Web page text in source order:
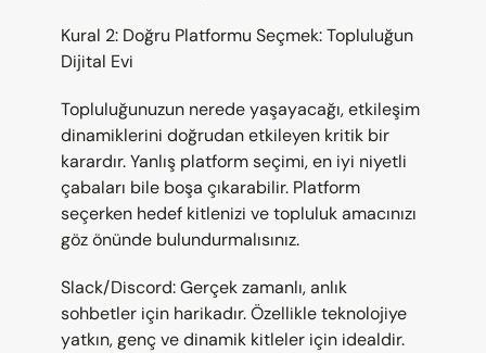
Kural 2: Doğru Platformu Seçmek: Topluluğun
Dijital Evi
Topluluğunuzun nerede yaşayacağı, etkileşim
dinamiklerini doğrudan etkileyen kritik bir
karardır. Yanlış platform seçimi, en iyi niyetli
çabaları bile boşa çıkarabilir. Platform
seçerken hedef kitlenizi ve topluluk amacınızı
göz önünde bulundurmalısınız.
Slack/Discord: Gerçek zamanlı, anlık
sohbetler için harikadır. Özellikle teknolojiye
yatkın, genç ve dinamik kitleler için idealdir.